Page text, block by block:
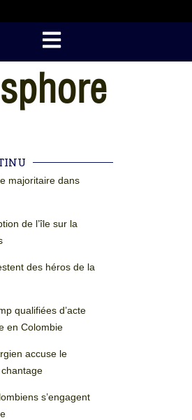
majoritaire dans
de l’île sur la
des héros de la
qualifiées d’acte
en Colombie
accuse le
s’engagent